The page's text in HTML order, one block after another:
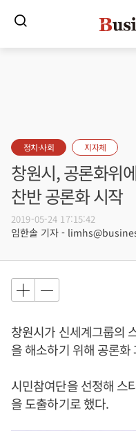
정치·사회 지자체
창원시, 공론화위
찬반 공론화 시작
2019-05-24 17:15:42
임한솔 기자 -
창원시가 신세계그룹의
을 해소하기 위해 공론화
시민참여단을 선정해 스
을 도출하기로 했다.